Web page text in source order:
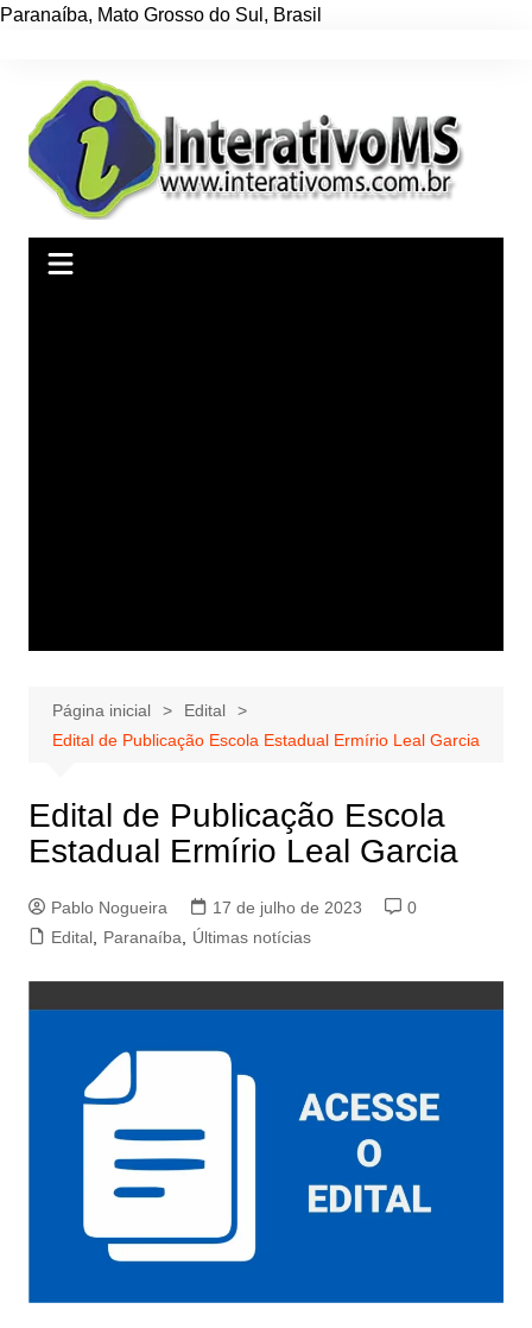
Paranaíba, Mato Grosso do Sul , Brasil
conteúdo
Página inicial
Edital
Edital de Publicação Escola Estadual Ermírio Leal Garcia
Edital de Publicação Escola
Estadual Ermírio Leal Garcia
Pablo Nogueira 17 de julho de 2023
0
Edital, Paranaíba Últimas notícias